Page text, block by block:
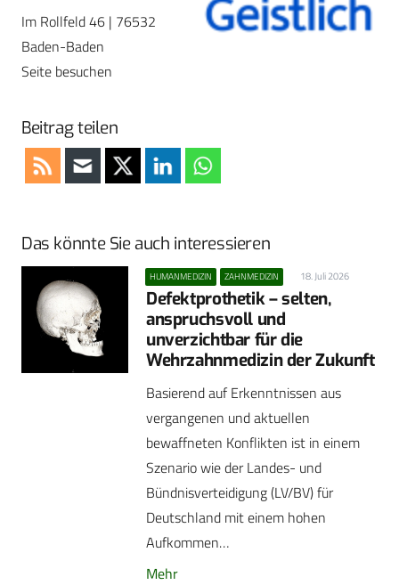
Im Rollfeld 46 | 76532
Baden-Baden
Seite besuchen
Beitrag teilen
Das könnte Sie auch interessieren
HUMANMEDIZIN ZAHNMEDIZIN 18. Juli 2026
Defektprothetik – selten,
anspruchsvoll und
unverzichtbar für die
Wehrzahnmedizin der Zukunft
Basierend auf Erkenntnissen aus
vergangenen und aktuellen
bewaffneten Konflikten ist in einem
Szenario wie der Landes- und
Bündnisverteidigung (LV/BV) für
Deutschland mit einem hohen
Aufkommen…
Mehr